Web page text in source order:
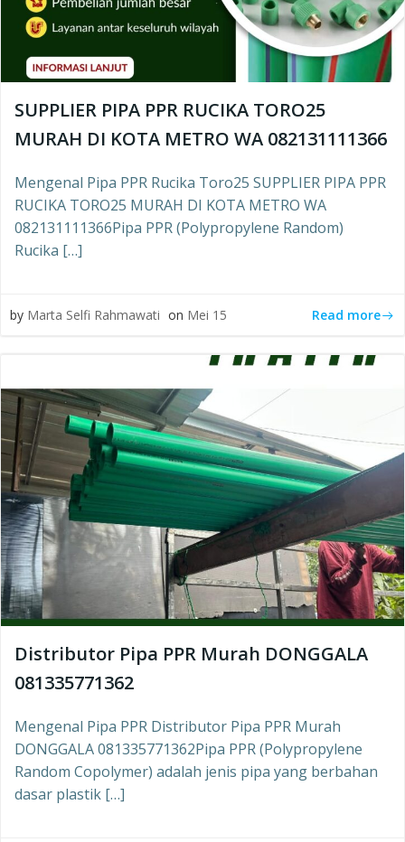
SUPPLIER PIPA PPR RUCIKA TORO25
MURAH DI KOTA METRO WA 082131111366
Mengenal Pipa PPR Rucika Toro25 SUPPLIER PIPA PPR
RUCIKA TORO25 MURAH DI KOTA METRO WA
082131111366Pipa PPR (Polypropylene Random)
Rucika […]
by Marta Selfi Rahmawati on Mei 15 Read more
Distributor Pipa PPR Murah DONGGALA
081335771362
Mengenal Pipa PPR Distributor Pipa PPR Murah
DONGGALA 081335771362Pipa PPR (Polypropylene
Random Copolymer) adalah jenis pipa yang berbahan
dasar plastik […]